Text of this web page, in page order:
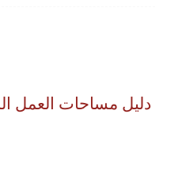
دليل مساحات العمل